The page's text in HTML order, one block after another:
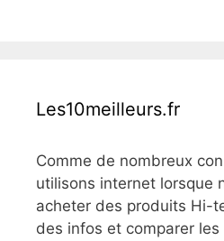
Les10meilleurs.fr
Comme de nombreux
utilisons internet lorsque
acheter des produits Hi-
des infos et comparer